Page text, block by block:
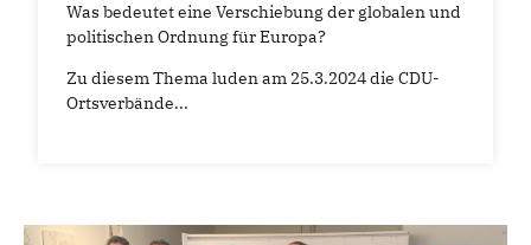
Was bedeutet eine Verschiebung der globalen und
politischen Ordnung für Europa?
Zu diesem Thema luden am 25.3.2024 die CDU-
Ortsverbände...